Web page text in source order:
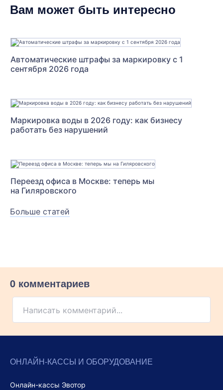
Вам может быть интересно
Автоматические штрафы за маркировку с 1
сентября 2026 года
Маркировка воды в 2026 году: как бизнесу
работать без нарушений
Переезд офиса в Москве: теперь мы
на Гиляровского
Больше статей
0 комментариев
Написать комментарий...
ОНЛАЙН-КАССЫ И ОБОРУДОВАНИЕ
Онлайн-кассы Эвотор